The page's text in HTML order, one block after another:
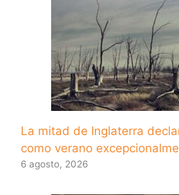
La mitad de Inglaterra
como verano
6 agosto, 2026